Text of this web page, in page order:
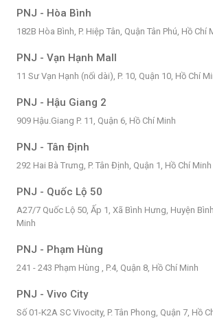
PNJ - Hòa Bình
182B Hòa Bình, P. Hiệp Tân, Quận Tân Phú, Hồ Chí
PNJ - Vạn Hạnh Mall
11 Sư Vạn Hạnh (nối dài), P. 10, Quận 10, Hồ Chí
PNJ - Hậu Giang 2
909 Hậu.Giang P. 11, Quận 6, Hồ Chí Minh
PNJ - Tân Định
292 Hai Bà Trưng, P. Tân Định, Quận 1, Hồ Chí Minh
PNJ - Quốc Lộ 50
A27/7 Quốc Lộ 50, Ấp 1, Xã Bình Hưng, Huyện
Minh
PNJ - Phạm Hùng
241 - 243 Phạm Hùng , P.4, Quận 8, Hồ Chí Minh
PNJ - Vivo City
Số 01-K2A SC Vivocity, P. Tân Phong, Quận 7, Hồ